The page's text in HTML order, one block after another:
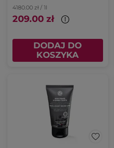
4180.00 zł / 1l
209.00 zł
DODAJ DO
KOSZYKA